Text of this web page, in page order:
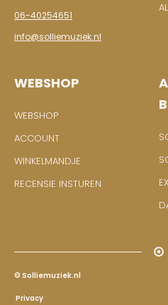
06-40254651
info@solliemuziek.nl
WEBSHOP
WEBSHOP
ACCOUNT
WINKELMANDJE
RECENSIE INSTUREN
© Solliemuziek.nl
Privacy